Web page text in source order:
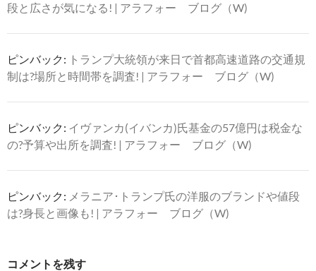
段と広さが気になる! | アラフォー ブログ（W)
ピンバック: トランプ大統領が来日で首都高速道路の交通規
制は?場所と時間帯を調査! | アラフォー ブログ（W)
ピンバック: イヴァンカ(イバンカ)氏基金の57億円は税金な
の?予算や出所を調査! | アラフォー ブログ（W)
ピンバック: メラニア･トランプ氏の洋服のブランドや値段
は?身長と画像も! | アラフォー ブログ（W)
コメントを残す